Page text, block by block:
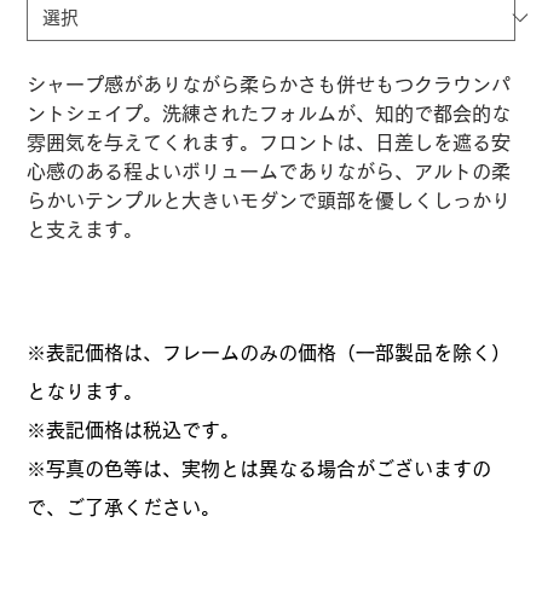
シャープ感がありながら柔らかさも併せもつクラウンパ
ントシェイプ。洗練されたフォルムが、知的で都会的な
雰囲気を与えてくれます。フロントは、日差しを遮る安
心感のある程よいボリュームでありながら、アルトの柔
らかいテンプルと大きいモダンで頭部を優しくしっかり
と支えます。
※表記価格は、フレームのみの価格（一部製品を除く）
となります。
​※表記価格は税込です。
※写真の色等は、実物とは異なる場合がございますの
で、ご了承ください。